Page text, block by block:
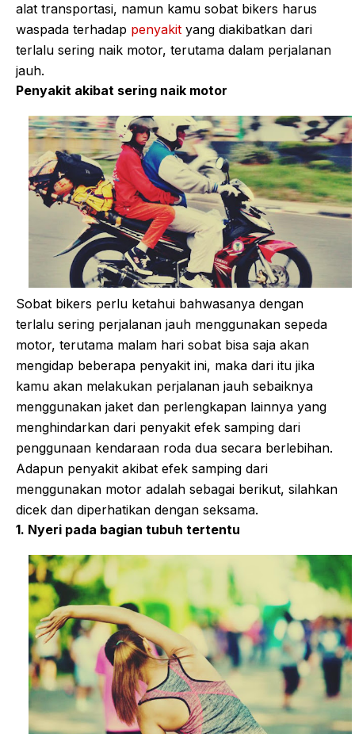
alat transportasi, namun kamu sobat bikers harus
waspada terhadap penyakit yang diakibatkan dari
terlalu sering naik motor, terutama dalam perjalanan
jauh.
Penyakit akibat sering naik motor
Sobat bikers perlu ketahui bahwasanya dengan
terlalu sering perjalanan jauh menggunakan sepeda
motor, terutama malam hari sobat bisa saja akan
mengidap beberapa penyakit ini, maka dari itu jika
kamu akan melakukan perjalanan jauh sebaiknya
menggunakan jaket dan perlengkapan lainnya yang
menghindarkan dari penyakit efek samping dari
penggunaan kendaraan roda dua secara berlebihan.
Adapun penyakit akibat efek samping dari
menggunakan motor adalah sebagai berikut, silahkan
dicek dan diperhatikan dengan seksama.
1. Nyeri pada bagian tubuh tertentu